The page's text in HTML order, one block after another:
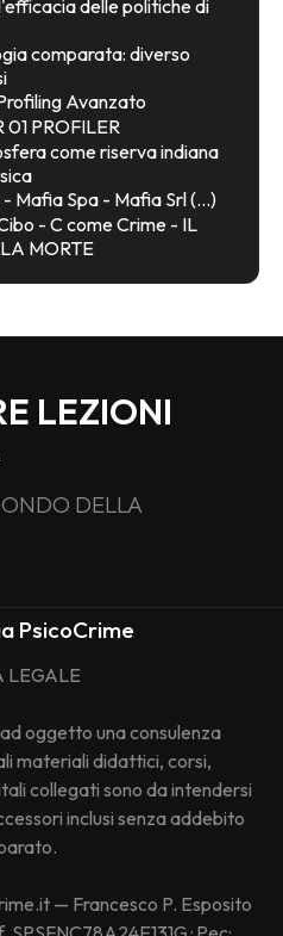
delle politiche di
comparata: diverso
Avanzato
01 PROFILER
come riserva indiana
Mafia Spa - Mafia Srl (...)
- C come Crime - IL
MORTE
LEZIONI
DELLA
PsicoCrime
LEGALE
oggetto una consulenza
materiali didattici, corsi,
collegati sono da intendersi
inclusi senza addebito
— Francesco P. Esposito